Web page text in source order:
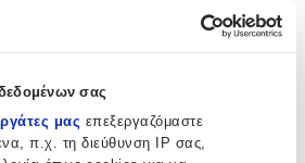
σας
μας επεξεργαζόμαστε
π.χ. τη διεύθυνση IP σας,